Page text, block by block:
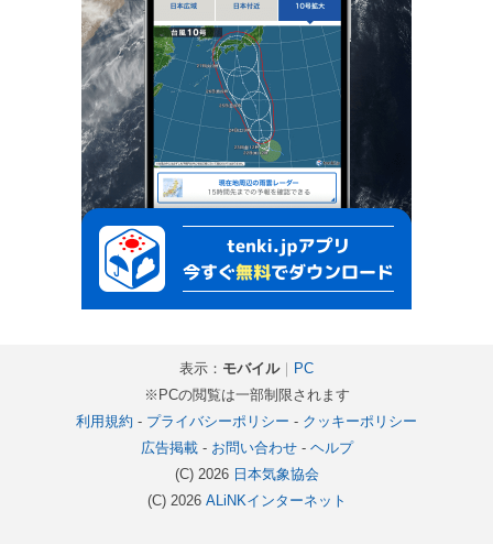
表示： モバイル｜ PC
※PCの閲覧は一部制限されます
利用規約 - プライバシーポリシー - クッキーポリシー
広告掲載- お問い合わせ- ヘルプ
(C) 2026 日本気象協会
(C) 2026 ALiNKインターネット